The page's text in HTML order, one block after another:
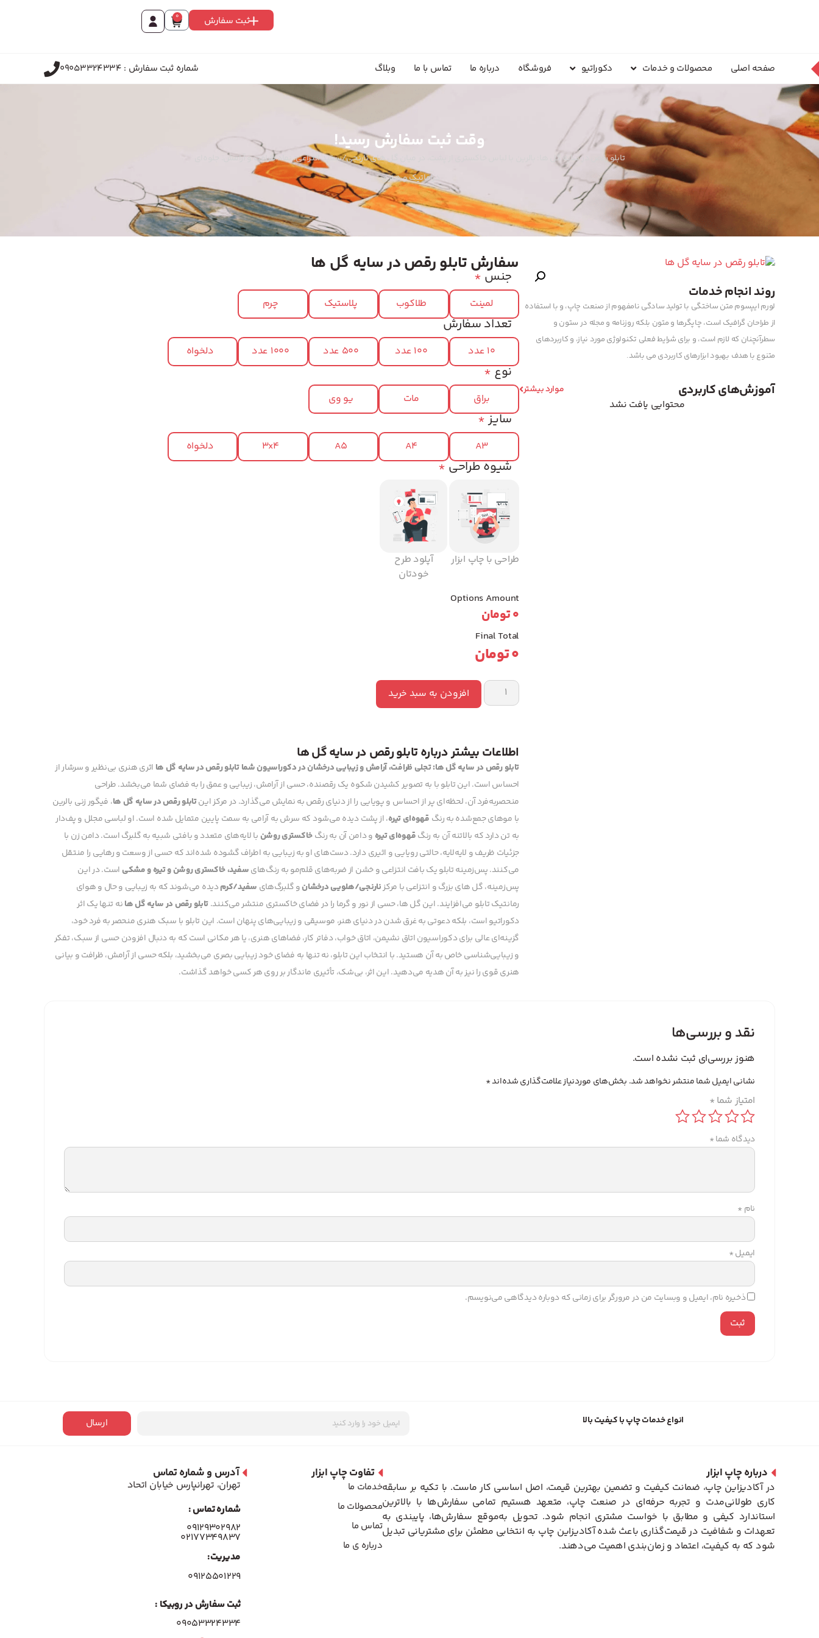
ثبت سفارش 0
صفحه اصلی محصولات و خدمات دکوراتیو فروشگاه درباره ما تماس با ما وبلاگ شماره ثبت سفارش : 09053324334
وقت ثبت سفارش رسید!
تابلو رقص در سایه گل ها: بالرین با لباس خاکستری از پشت، در میان گل های نارنجی/سفید انتزاعی. نماد ظرافت و آرامش. جلوه‌ای
دراماتیک و هنری.
روند انجام خدمات
لورم ایپسوم متن ساختگی با تولید سادگی نامفهوم از صنعت چاپ، و با استفاده
از طراحان گرافیک است، چاپگرها و متون بلکه روزنامه و مجله در ستون و
سطرآنچنان که لازم است، و برای شرایط فعلی تکنولوژی مورد نیاز، و کاربردهای
متنوع با هدف بهبود ابزارهای کاربردی می باشد.
آموزش‌های کاربردی موارد بیشتر
محتوایی یافت نشد
سفارش تابلو رقص در سایه گل ها
* جنس
لمینت طلاکوب پلاستیک چرم
تعداد سفارش
10 عدد 100 عدد 500 عدد 1000 عدد دلخواه
*نوع
براق مات یو وی
*سایز
A3
A4
A5
3x4 دلخواه
*شیوه طراحی
طراحی با چاپ ابزار
آپلود طرح
خودتان
Options Amount
0تومان
Final Total
0تومان
افزودن به سبد خرید
اطلاعات بیشتر درباره تابلو رقص در سایه گل ها
تابلو رقص در سایه گل ها: تجلی ظرافت، آرامش و زیبایی درخشان در دکوراسیون شماتابلو رقص در سایه گل ها اثری هنری بی‌نظیر و سرشار از
احساس است. این تابلو با به تصویر کشیدن شکوه یک رقصنده، حسی از آرامش، زیبایی و عمق را به فضای شما می‌بخشد. طراحی
منحصربه‌فرد آن، لحظه‌ای پر از احساس و پویایی را از دنیای رقص به نمایش می‌گذارد. در مرکز اینتابلو رقص در سایه گل ها، فیگور زنی بالرین
با موهای جمع‌شده به رنگ قهوه‌ای تیره، از پشت دیده می‌شود که سرش به آرامی به سمت پایین متمایل شده است. او لباسی مجلل و پف‌دار
به تن دارد که بالاتنه آن به رنگقهوه‌ای تیره و دامن آن به رنگخاکستری روشن با لایه‌های متعدد و بافتی شبیه به گلبرگ است. دامن زن با
جزئیات ظریف و لایه‌لایه، حالتی رویایی و اثیری دارد. دست‌های او به زیبایی به اطراف گشوده شده‌اند که حسی از وسعت و رهایی را منتقل
می‌کنند. پس‌زمینه تابلو یک بافت انتزاعی و خشن از ضربه‌های قلم‌مو به رنگ‌هایسفید، خاکستری روشن و تیره و مشکی است. در این
پس‌زمینه، گل های بزرگ و انتزاعی با مرکزنارنجی/هلویی درخشانو گلبرگ‌های سفید/کرمدیده می‌شوند که به زیبایی و حال و هوای
رمانتیک تابلو می‌افزایند. این گل ها، حسی از نور و گرما را در فضای خاکستری منتشر می‌کنند.تابلو رقص در سایه گل هانه تنها یک اثر
دکوراتیو است، بلکه دعوتی به غرق شدن در دنیای هنر، موسیقی و زیبایی‌های پنهان است. این تابلو با سبک هنری منحصر به فرد خود،
گزینه‌ای عالی برای دکوراسیون اتاق نشیمن، اتاق خواب، دفاتر کار، فضاهای هنری، یا هر مکانی است که به دنبال افزودن حسی از سبک، تفکر
و زیبایی‌شناسی خاص به آن هستید. با انتخاب این تابلو، نه تنها به فضای خود زیبایی بصری می‌بخشید، بلکه حسی از آرامش، ظرافت و بیانی
هنری قوی را نیز به آن هدیه می‌دهید. این اثر، بی‌شک، تأثیری ماندگار بر روی هر کسی خواهد گذاشت.
نقد و بررسی‌ها
هنوز بررسی‌ای ثبت نشده است.
نشانی ایمیل شما منتشر نخواهد شد. بخش‌های موردنیاز علامت‌گذاری شده‌اند*
امتیاز شما *
دیدگاه شما*
نام *
ایمیل*
ذخیره نام، ایمیل و وبسایت من در مرورگر برای زمانی که دوباره دیدگاهی می‌نویسم.
انواع خدمات چاپ با کیفیت بالا ارسال
درباره چاپ ابزار
در آکادیزاین چاپ، ضمانت کیفیت و تضمین بهترین قیمت، اصل اساسی کار ماست. با تکیه بر سابقه
کاری طولانی‌مدت و تجربه حرفه‌ای در صنعت چاپ، متعهد هستیم تمامی سفارش‌ها با بالاترین
استاندارد کیفی و مطابق با خواست مشتری انجام شود. تحویل به‌موقع سفارش‌ها، پایبندی به
تعهدات و شفافیت در قیمت‌گذاری باعث شده آکادیزاین چاپ به انتخابی مطمئن برای مشتریانی تبدیل
شود که به کیفیت، اعتماد و زمان‌بندی اهمیت می‌دهند.
تفاوت چاپ ابزار
خدمات ما
محصولات ما
تماس ما
درباره ی ما
آدرس و شماره تماس
تهران، تهرانپارس خیابان اتحاد
شماره تماس :
۰۹۱۲۹۳۰۲۹۸۲
۰۲۱۷۷۳۴۹۸۳۷
مدیریت:
۰۹۱۲۵۵۰۱۲۲۹
ثبت سفارش در روبیکا :
09053324334